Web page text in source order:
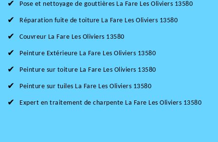
Pose et nettoyage de gouttières La Fare Les Oliviers 13580
Réparation fuite de toiture La Fare Les Oliviers 13580
Couvreur La Fare Les Oliviers 13580
Peinture Extérieure La Fare Les Oliviers 13580
Peinture sur toiture La Fare Les Oliviers 13580
Peinture sur tuiles La Fare Les Oliviers 13580
Expert en traitement de charpente La Fare Les Oliviers 13580